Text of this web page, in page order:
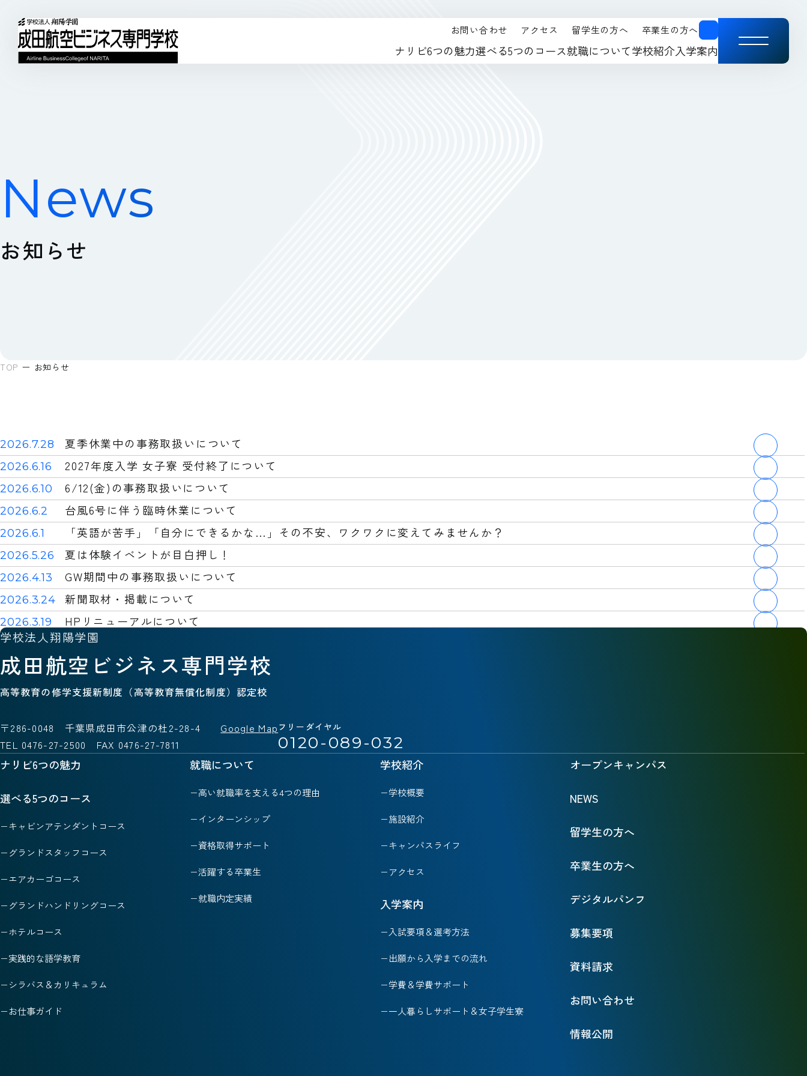
お問い合わせ アクセス 留学生の方へ 卒業生の方へ
ナリビ6つの魅力選べる5つのコース就職について学校紹介入学案内
News
お知らせ
TOP お知らせ
2026.7.28 夏季休業中の事務取扱いについて
2026.6.16 2027年度入学 女子寮 受付終了について
2026.6.10 6/12(金)の事務取扱いについて
2026.6.2 台風6号に伴う臨時休業について
2026.6.1 「英語が苦手」「自分にできるかな…」その不安、ワクワクに変えてみませんか？
2026.5.26 夏は体験イベントが目白押し！
2026.4.13 GW期間中の事務取扱いについて
2026.3.24 新聞取材・掲載について
2026.3.19 HPリニューアルについて
学校法人翔陽学園
成田航空ビジネス専門学校
高等教育の修学支援新制度（高等教育無償化制度）認定校
〒286-0048 千葉県成田市公津の杜2-28-4
Google Map
TEL 0476-27-2500 FAX 0476-27-7811
フリーダイヤル
0120-089-032
ナリビ6つの魅力
選べる5つのコース
キャビンアテンダントコース
グランドスタッフコース
エアカーゴコース
グランドハンドリングコース
ホテルコース
実践的な語学教育
シラバス＆カリキュラム
お仕事ガイド
就職について
高い就職率を支える4つの理由
インターンシップ
資格取得サポート
活躍する卒業生
就職内定実績
学校紹介
学校概要
施設紹介
キャンパスライフ
アクセス
入学案内
入試要項＆選考方法
出願から入学までの流れ
学費＆学費サポート
一人暮らしサポート＆女子学生寮
オープンキャンパス
NEWS
留学生の方へ
卒業生の方へ
デジタルパンフ
募集要項
資料請求
お問い合わせ
情報公開